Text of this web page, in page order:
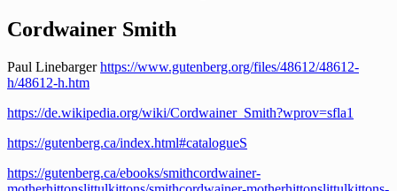
Cordwainer Smith
Paul Linebargerhttps://www.gutenberg.org/files/48612/48612-
h/48612-h.htm
https://de.wikipedia.org/wiki/Cordwainer_Smith?wprov=sfla1
https://gutenberg.ca/index.html#catalogueS
https://gutenberg.ca/ebooks/smithcordwainer-